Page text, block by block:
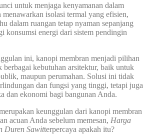
untuk menjaga kenyamanan dalam
menawarkan isolasi termal yang efisien,
dalam ruangan tetap nyaman sepanjang
konsumsi energi dari sistem pendingin
ini, kanopi membran menjadi pilihan
berbagai kebutuhan arsitektur, baik untuk
maupun perumahan. Solusi ini tidak
dan fungsi yang tinggi, tetapi juga
dan ekonomi bagi bangunan Anda.
keunggulan dari kanopi membran
acuan Anda sebelum memesan, Harga
Duren Sawitterpercaya apakah itu?